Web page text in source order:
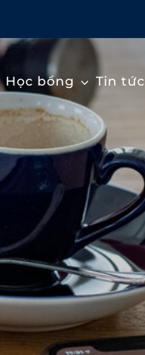
Học bổng Tin tức